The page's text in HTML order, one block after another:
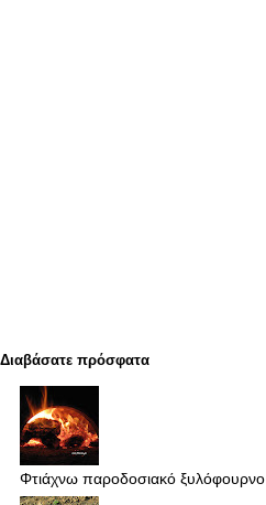
Διαβάσατε πρόσφατα
Φτιάχνω παροδοσιακό ξυλόφουρνο